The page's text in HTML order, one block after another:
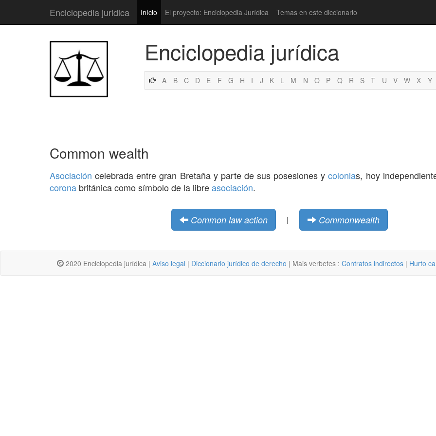
Enciclopedia juridica Início El proyecto: Enciclopedia Jurídica Temas en este diccionario
Enciclopedia jurídica
A B C D E F G H I J K L M N O P Q R S T U V W X Y
Common wealth
Asociación celebrada entre gran Bretaña y parte de sus posesiones ycolonias, hoy
corona británica como símbolo de la libreasociación.
Common law action | Commonwealth
2020 Enciclopedia jurídica | Aviso legal | Diccionario jurídico de derecho | Mais verbetes : Contratos indirectos | Hurto